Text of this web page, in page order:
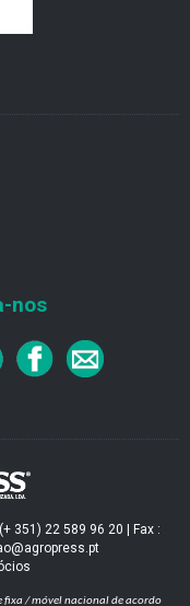
nos
351) 22 589 96 20 | Fax :
fixa / móvel nacional de acordo